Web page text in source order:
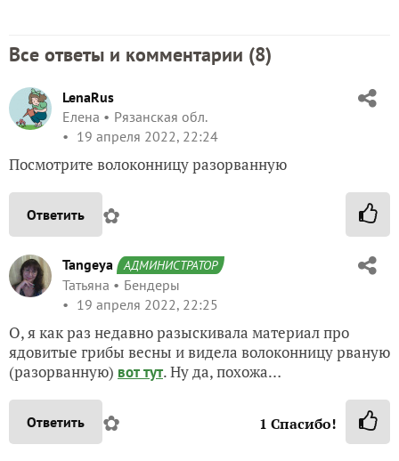
Все ответы и комментарии (8)
LenaRus
Елена
Рязанская обл.
19 апреля 2022, 22:24
Посмотрите волоконницу разорванную
Ответить ✿
Tangeya АДМИНИСТРАТОР
Татьяна
Бендеры
19 апреля 2022, 22:25
О, я как раз недавно разыскивала материал про
ядовитые грибы весны и видела волоконницу рваную
(разорванную) вот тут. Ну да, похожа…
Ответить ✿ 1 Спасибо!